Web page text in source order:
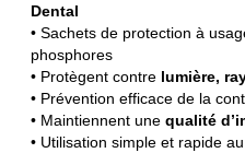
Dental
• Sachets de protection à
phosphores
• Protègent contre lumière,
• Prévention efficace de la
• Maintiennent une qualité
• Utilisation simple et rapide